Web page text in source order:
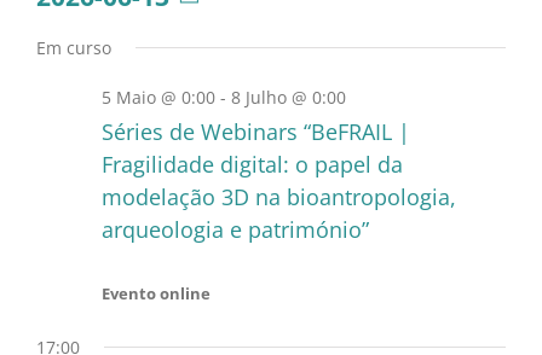
for
Junho
2026
a
Em curso
Séries de Webinars “BeFRAIL |
Fragilidade digital: o papel da
modelação 3D na bioantropologia,
arqueologia e património”
5 Maio @ 0:00 - 8 Julho @ 0:00
Evento online
17:00